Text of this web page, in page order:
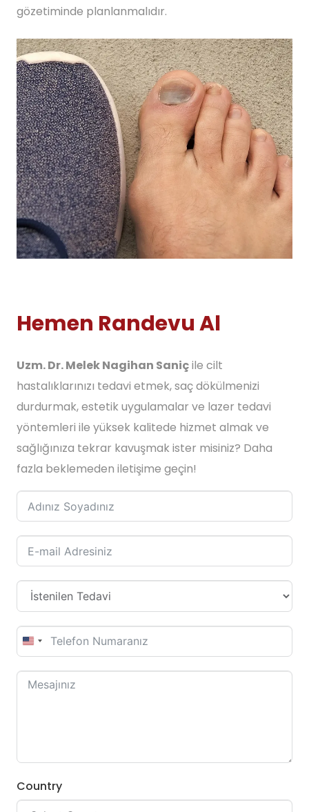
gözetiminde planlanmalıdır.
Hemen Randevu Al
Uzm. Dr. Melek Nagihan Saniçile cilt
hastalıklarınızı tedavi etmek, saç dökülmenizi
durdurmak, estetik uygulamalar ve lazer tedavi
yöntemleri ile yüksek kalitede hizmet almak ve
sağlığınıza tekrar kavuşmak ister misiniz? Daha
fazla beklemeden iletişime geçin!
United
+1
Country